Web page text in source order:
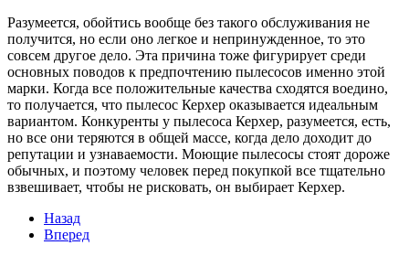
Разумеется, обойтись вообще без такого обслуживания не
получится, но если оно легкое и непринужденное, то это
совсем другое дело. Эта причина тоже фигурирует среди
основных поводов к предпочтению пылесосов именно этой
марки. Когда все положительные качества сходятся воедино,
то получается, что пылесос Керхер оказывается идеальным
вариантом. Конкуренты у пылесоса Керхер, разумеется, есть,
но все они теряются в общей массе, когда дело доходит до
репутации и узнаваемости. Моющие пылесосы стоят дороже
обычных, и поэтому человек перед покупкой все тщательно
взвешивает, чтобы не рисковать, он выбирает Керхер.
Назад
Вперед